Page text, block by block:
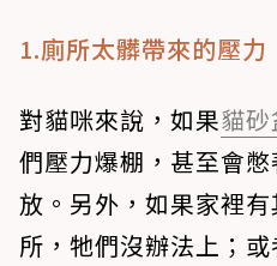
1.廁所太髒帶來的壓力
對貓咪來說，如果貓砂
們壓力爆棚，甚至會
放。另外，如果家裡
所，牠們沒辦法上；